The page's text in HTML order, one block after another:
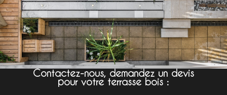
Contactez-nous, demandez un devis
pour votre terrasse bois :